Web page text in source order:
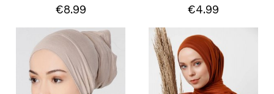
€8.99 €4.99